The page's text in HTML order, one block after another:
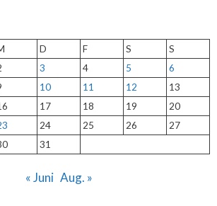
D F S
S
3 4 5
6
10 11 12
13
17 18 19
20
24 25 26
27
31
« Juni Aug. »